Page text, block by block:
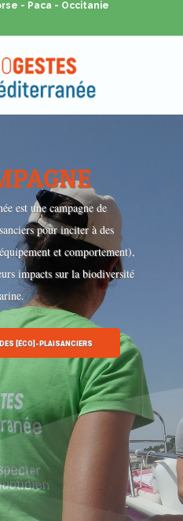
- Paca - Occitanie
[ÉCO]-PLAISANCIERS
est une campagne de
pour inciter à des
et comportement),
impacts sur la biodiversité